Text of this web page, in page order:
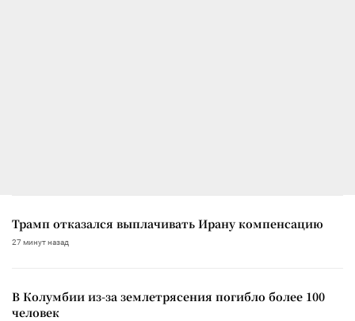
Трамп отказался выплачивать Ирану компенсацию
27 минут назад
В Колумбии из-за землетрясения погибло более 100
человек